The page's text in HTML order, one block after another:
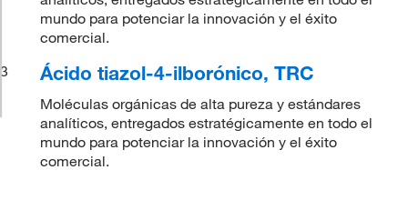
mundo para potenciar la innovación y el éxito
comercial.
3
Ácido tiazol-4-ilborónico, TRC
Moléculas orgánicas de alta pureza y estándares
analíticos, entregados estratégicamente en todo el
mundo para potenciar la innovación y el éxito
comercial.